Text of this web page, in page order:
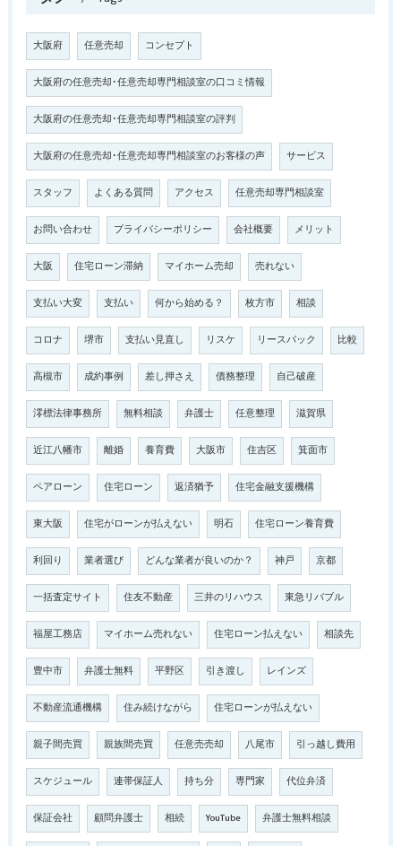
大阪府 任意売却 コンセプト
大阪府の任意売却･任意売却専門相談室の口コミ情報
大阪府の任意売却･任意売却専門相談室の評判
大阪府の任意売却･任意売却専門相談室のお客様の声 サービス
スタッフ よくある質問 アクセス 任意売却専門相談室
お問い合わせ プライバシーポリシー 会社概要 メリット
大阪 住宅ローン滞納 マイホーム売却 売れない
支払い大変 支払い 何から始める？ 枚方市 相談
コロナ 堺市 支払い見直し リスケ リースバック 比較
高槻市 成約事例 差し押さえ 債務整理 自己破産
澪標法律事務所 無料相談 弁護士 任意整理 滋賀県
近江八幡市 離婚 養育費 大阪市 住吉区 箕面市
ペアローン 住宅ローン 返済猶予 住宅金融支援機構
東大阪 住宅がローンが払えない 明石 住宅ローン養育費
利回り 業者選び どんな業者が良いのか？ 神戸 京都
一括査定サイト 住友不動産 三井のリハウス 東急リバブル
福屋工務店 マイホーム売れない 住宅ローン払えない 相談先
豊中市 弁護士無料 平野区 引き渡し レインズ
不動産流通機構 住み続けながら 住宅ローンが払えない
親子間売買 親族間売買 任意売売却 八尾市 引っ越し費用
スケジュール 連帯保証人 持ち分 専門家 代位弁済
保証会社 顧問弁護士 相続 YouTube 弁護士無料相談